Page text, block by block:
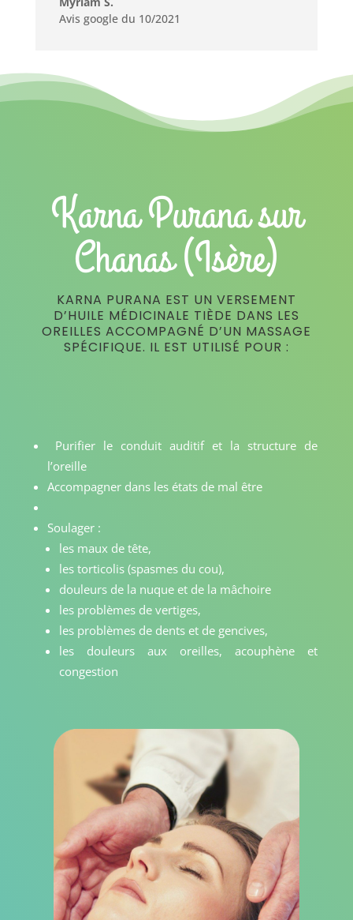
Avis google du 10/2021
Karna Purana sur
Chanas (Isère)
KARNA PURANA EST UN VERSEMENT
D’HUILE MÉDICINALE TIÈDE DANS LES
OREILLES ACCOMPAGNÉ D’UN MASSAGE
SPÉCIFIQUE. IL EST UTILISÉ POUR :
Purifier le conduit auditif et la structure de
l’oreille
Accompagner dans les états de mal être
Soulager :
les maux de tête,
les torticolis (spasmes du cou),
douleurs de la nuque et de la mâchoire
les problèmes de vertiges,
les problèmes de dents et de gencives,
les douleurs aux oreilles, acouphène et
congestion